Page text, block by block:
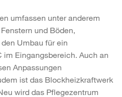
umfassen unter anderem
und Böden,
Umbau für ein
Eingangsbereich. Auch an
Anpassungen
ist das Blockheizkraftwerk
wird das Pflegezentrum